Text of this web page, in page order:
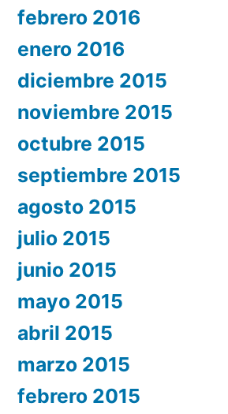
febrero 2016
enero 2016
diciembre 2015
noviembre 2015
octubre 2015
septiembre 2015
agosto 2015
julio 2015
junio 2015
mayo 2015
abril 2015
marzo 2015
febrero 2015